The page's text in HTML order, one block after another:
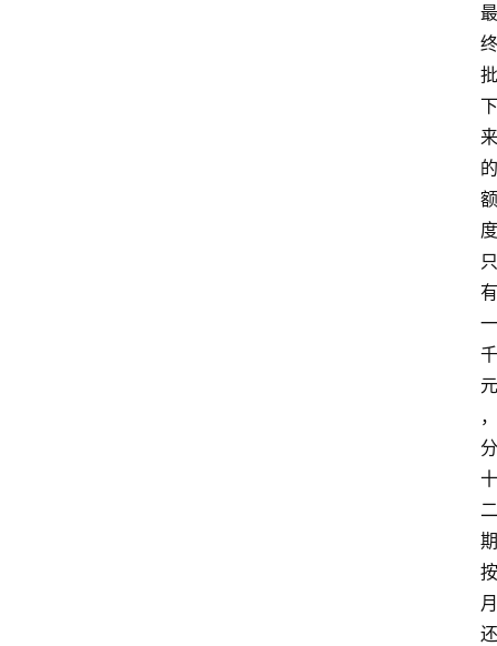
最
终
批
下
来
的
额
度
只
有
一
千
元
，
分
十
二
期
按
月
还